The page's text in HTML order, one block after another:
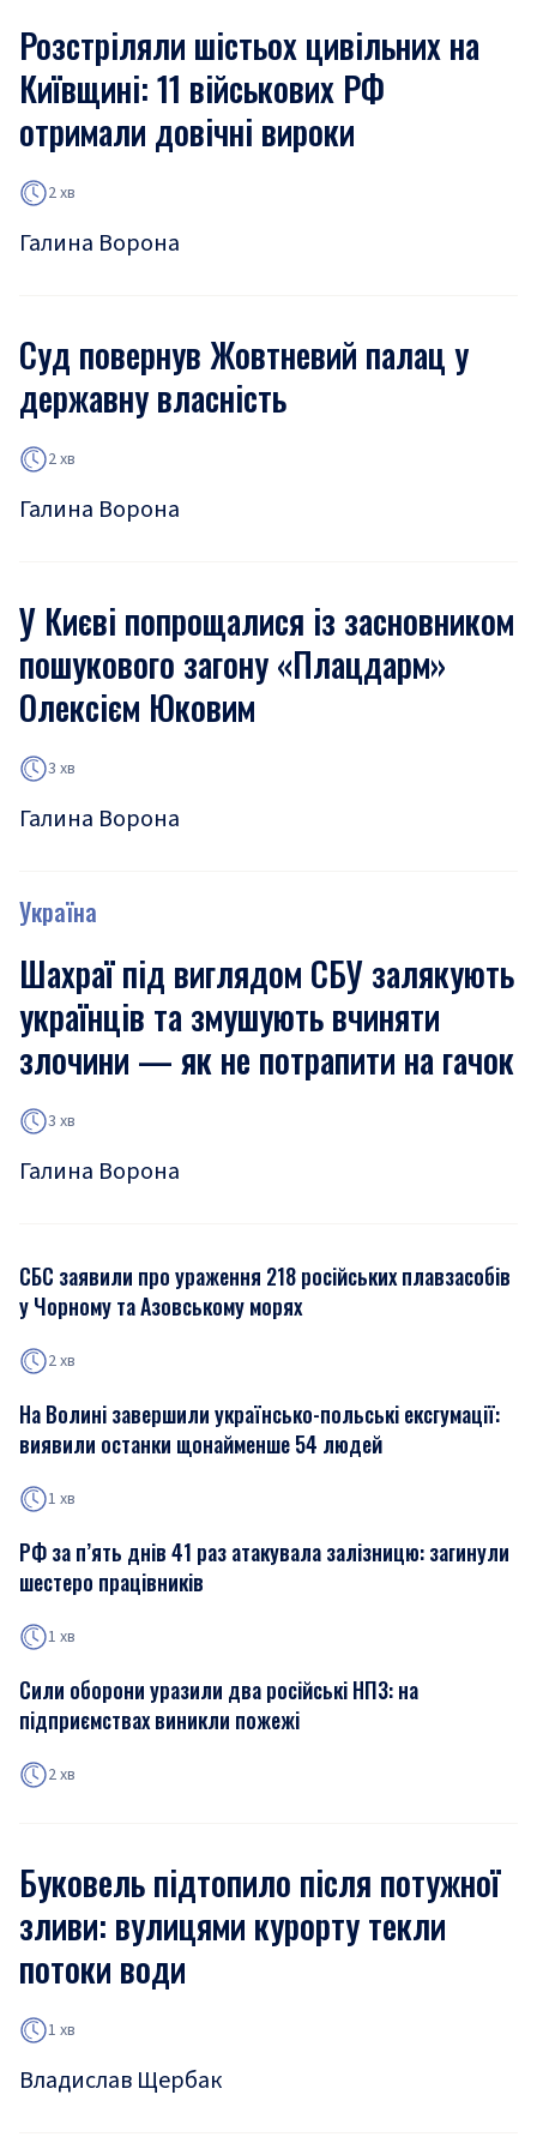
Розстріляли шістьох цивільних на
Київщині: 11 військових РФ
отримали довічні вироки
2 хв
Галина Ворона
Суд повернув Жовтневий палац у
державну власність
2 хв
Галина Ворона
У Києві попрощалися із засновником
пошукового загону «Плацдарм»
Олексієм Юковим
3 хв
Галина Ворона
Україна
Шахраї під виглядом СБУ залякують
українців та змушують вчиняти
злочини — як не потрапити на гачок
3 хв
Галина Ворона
СБС заявили про ураження 218 російських плавзасобів
у Чорному та Азовському морях
2 хв
На Волині завершили українсько-польські ексгумації:
виявили останки щонайменше 54 людей
1 хв
РФ за п’ять днів 41 раз атакувала залізницю: загинули
шестеро працівників
1 хв
Сили оборони уразили два російські НПЗ: на
підприємствах виникли пожежі
2 хв
Буковель підтопило після потужної
зливи: вулицями курорту текли
потоки води
1 хв
Владислав Щербак